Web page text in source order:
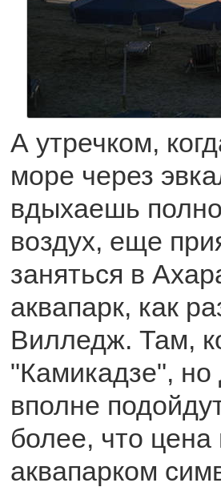
А утречком,
море через
вдыхаешь
воздух, еще
заняться в
аквапарк, как
Вилледж. Там,
"Камикадзе", но
вполне
более, что
аквапарком